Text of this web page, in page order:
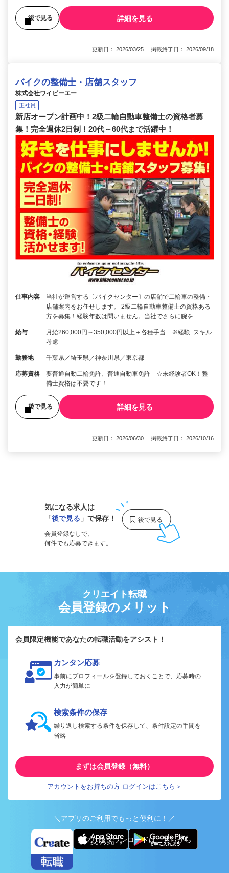
後で見る 詳細を見る
更新日： 2026/03/25 掲載終了日： 2026/09/18
バイクの整備士・店舗スタッフ
株式会社ワイビーエー
正社員
新店オープン計画中！2級二輪自動車整備士の資格者募
集！完全週休2日制！20代～60代まで活躍中！
仕事内容
当社が運営する〔バイクセンター〕の店舗で二輪車の整備・
店舗案内をお任せします。 2級二輪自動車整備士の資格ある
方を募集！経験年数は問いません。当社でさらに腕を…
給与
月給260,000円～350,000円以上＋各種手当 ※経験･スキル
考慮
勤務地 千葉県／埼玉県／神奈川県／東京都
応募資格
要普通自動二輪免許、普通自動車免許 ☆未経験者OK！整
備士資格は不要です！
後で見る 詳細を見る
更新日： 2026/06/30 掲載終了日： 2026/10/16
気になる求人は
「後で見る 」で保存！
会員登録なしで、
何件でも応募できます。
クリエイト転職
会員登録のメリット
会員限定機能であなたの転職活動をアシスト！
カンタン応募
事前にプロフィールを登録しておくことで、応募時の
入力が簡単に
検索条件の保存
繰り返し検索する条件を保存して、条件設定の手間を
省略
まずは会員登録（無料）
アカウントをお持ちの方 ログインはこちら＞
＼アプリのご利用でもっと便利に！／
アプリ版ダウンロードはこちらから